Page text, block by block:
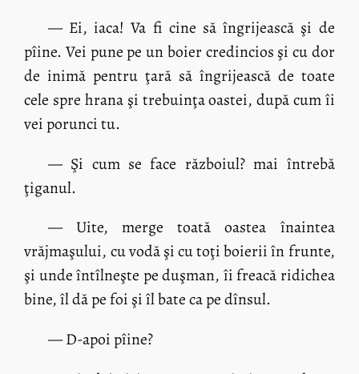
— Ei, iaca! Va fi cine să îngrijească şi de
pîine. Vei pune pe un boier credincios şi cu dor
de inimă pentru ţară să îngrijească de toate
cele spre hrana şi trebuinţa oastei, după cum îi
vei porunci tu.
— Şi cum se face războiul? mai întrebă
ţiganul.
— Uite, merge toată oastea înaintea
vrăjmaşului, cu vodă şi cu toţi boierii în frunte,
şi unde întîlneşte pe duşman, îi freacă ridichea
bine, îl dă pe foi şi îl bate ca pe dînsul.
— D-apoi pîine?